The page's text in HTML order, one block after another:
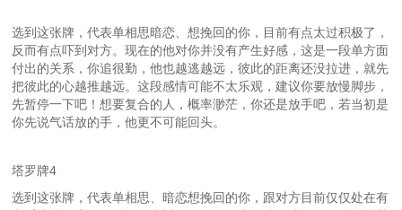
选到这张牌，代表单相思暗恋、想挽回的你，目前有点太过积极了，
反而有点吓到对方。现在的他对你并没有产生好感，这是一段单方面
付出的关系，你追很勤，他也越逃越远，彼此的距离还没拉进，就先
把彼此的心越推越远。这段感情可能不太乐观，建议你要放慢脚步，
先暂停一下吧！想要复合的人，概率渺茫，你还是放手吧，若当初是
你先说气话放的手，他更不可能回头。
塔罗牌4
选到这张牌，代表单相思、暗恋想挽回的你，跟对方目前仅仅处在有